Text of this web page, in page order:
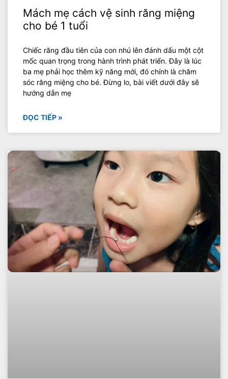
Mách mẹ cách vệ sinh răng miệng
cho bé 1 tuổi
Chiếc răng đầu tiên của con nhú lên đánh dấu một cột
mốc quan trọng trong hành trình phát triển. Đây là lúc
ba mẹ phải học thêm kỹ năng mới, đó chính là chăm
sóc răng miệng cho bé. Đừng lo, bài viết dưới đây sẽ
hướng dẫn mẹ
ĐỌC TIẾP »